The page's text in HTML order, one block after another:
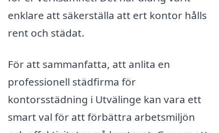
enklare att säkerställa att ert kontor hålls
rent och städat.
För att sammanfatta, att anlita en
professionell städfirma för
kontorsstädning i Utvälinge kan vara ett
smart val för att förbättra arbetsmiljön